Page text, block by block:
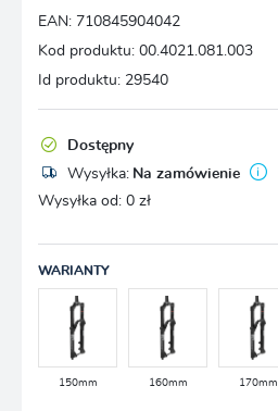
EAN: 710845904042
Kod produktu: 00.4021.081.003
Id produktu: 29540
Dostępny
Wysyłka: Na zamówienie
Wysyłka od: 0 zł
WARIANTY
150mm 160mm 170mm